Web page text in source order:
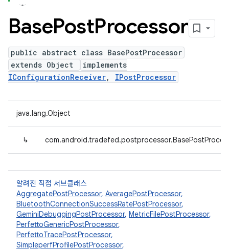
BasePostProcessor
public abstract class BasePostProcessor
extends Object
implements
IConfigurationReceiver, IPostProcessor
java.lang.Object
↳
알려진 직접 서브클래스
AggregatePostProcessor, AveragePostProcessor,
BluetoothConnectionSuccessRatePostProcessor,
GeminiDebuggingPostProcessor, MetricFilePostProcessor,
PerfettoGenericPostProcessor,
PerfettoTracePostProcessor,
SimpleperfProfilePostProcessor,